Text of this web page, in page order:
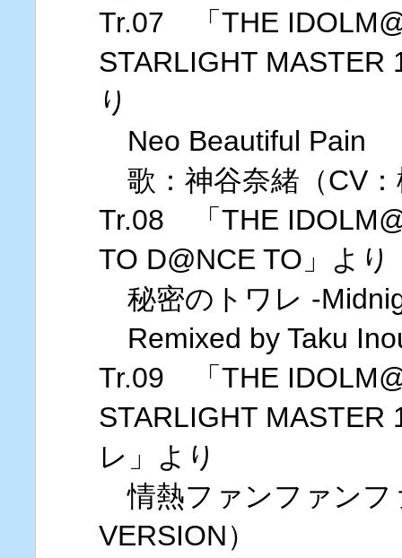
Tr.07 「THE
STARLIGHT MASTER
り
Neo Beautiful Pain
歌：神谷奈緒（CV：
Tr.08 「THE
TO D@NCE TO」より
秘密のトワレ -
Remixed by Taku
Tr.09 「THE
STARLIGHT
レ」より
情熱ファンファンフ
VERSION）